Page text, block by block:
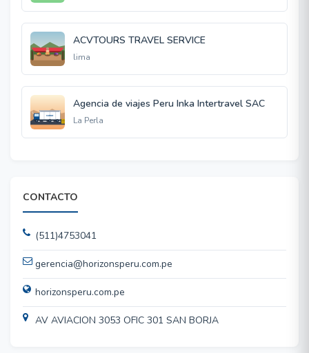
ACVTOURS TRAVEL SERVICE
lima
Agencia de viajes Peru Inka Intertravel SAC
La Perla
CONTACTO
(511)4753041
gerencia@horizonsperu.com.pe
horizonsperu.com.pe
AV AVIACION 3053 OFIC 301 SAN BORJA